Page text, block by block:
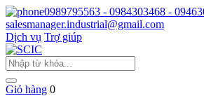
0989795563 - 0984303468 -
salesmanager.industrial@gmail.com
Dịch vụ Trợ giúp
Giỏ hàng 0